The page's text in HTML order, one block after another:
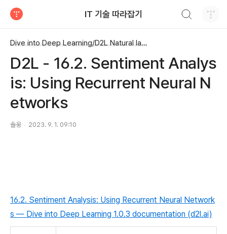
IT 기술 따라잡기
Dive into Deep Learning/D2L Natural language Processing
D2L - 16.2. Sentiment Analys
is: Using Recurrent Neural N
etworks
솔웅 2023. 9. 1. 09:10
16.2. Sentiment Analysis: Using Recurrent Neural Network
s — Dive into Deep Learning 1.0.3 documentation (d2l.ai)